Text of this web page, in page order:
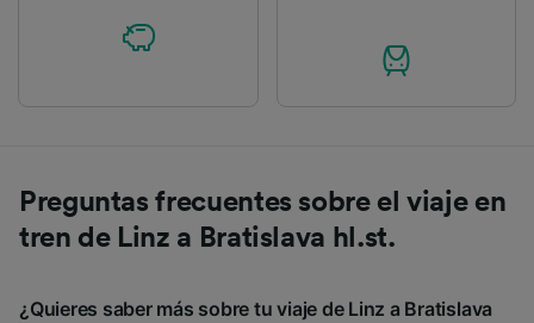
Preguntas frecuentes sobre el viaje en
tren de Linz a Bratislava hl.st.
¿Quieres saber más sobre tu viaje de Linz a Bratislava